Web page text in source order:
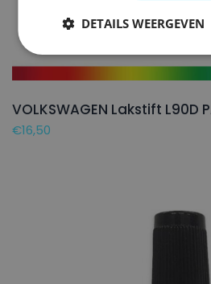
VOLKSWAGEN Lakstift L90D
€16,50
DETAILS WEERGEVEN